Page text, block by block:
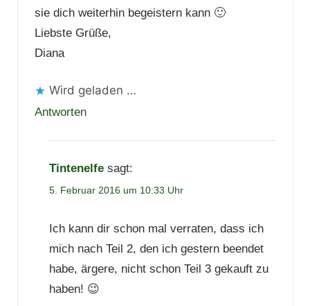
sie dich weiterhin begeistern kann 🙂
Liebste Grüße,
Diana
Wird geladen …
Antworten
Tintenelfe sagt:
5. Februar 2016 um 10:33 Uhr
Ich kann dir schon mal verraten, dass ich
mich nach Teil 2, den ich gestern beendet
habe, ärgere, nicht schon Teil 3 gekauft zu
haben! 😉